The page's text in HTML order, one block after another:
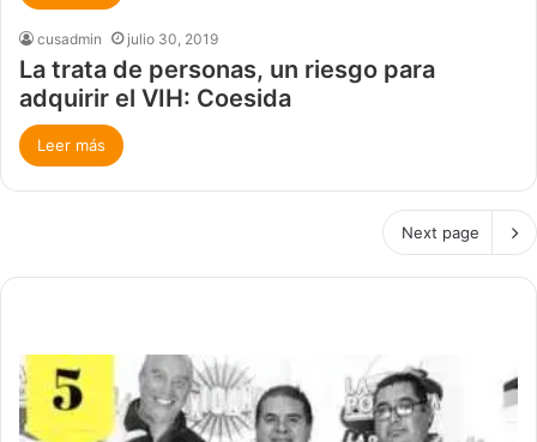
cusadmin julio 30, 2019
La trata de personas, un riesgo para
adquirir el VIH: Coesida
Leer más
Next page